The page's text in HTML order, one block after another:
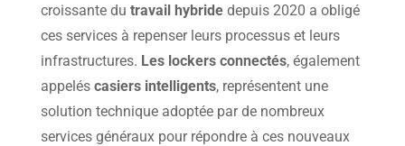
croissante du travail hybridedepuis 2020 a obligé
ces services à repenser leurs processus et leurs
infrastructures. Les lockers connectés, également
appelés casiers intelligents, représentent une
solution technique adoptée par de nombreux
services généraux pour répondre à ces nouveaux